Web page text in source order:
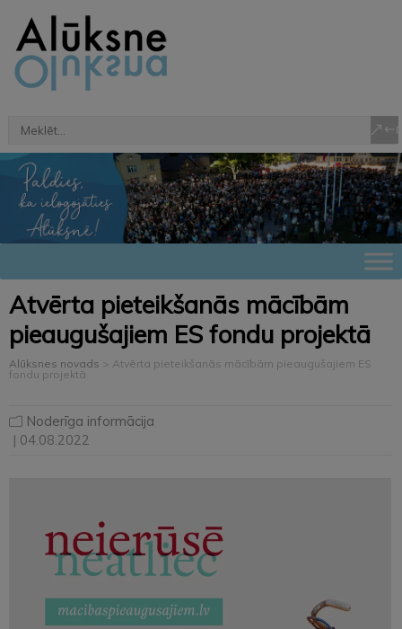
Atvērta pieteikšanās mācībām
pieaugušajiem ES fondu projektā
Alūksnes novads > Atvērta pieteikšanās mācībām pieaugušajiem ES
fondu projektā
Noderīga informācija
| 04.08.2022